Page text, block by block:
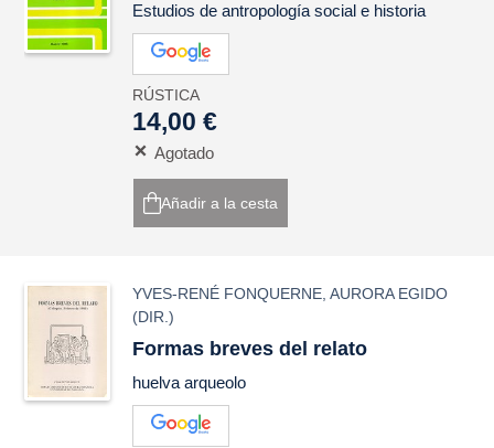
Estudios de antropología social e historia
RÚSTICA
14,00 €
Agotado
Añadir a la cesta
YVES-RENÉ FONQUERNE ,AURORA EGIDO
(DIR.)
Formas breves del relato
huelva arqueolo